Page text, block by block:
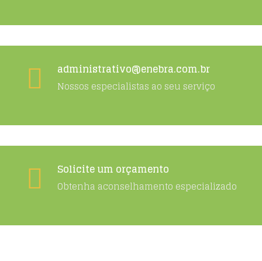
administrativo@enebra.com.br
Nossos especialistas ao seu serviço
Solicite um orçamento
Obtenha aconselhamento especializado